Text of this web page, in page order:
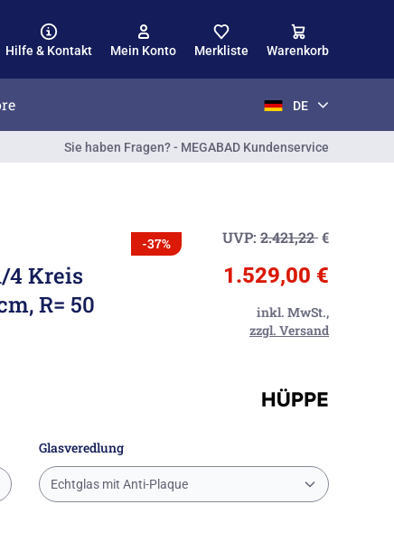
Hilfe & Kontakt Mein Konto Merkliste Warenkorb
DE
Sie haben Fragen? - MEGABAD Kundenservice
4 Kreis
R= 50
-37% UVP: 2.421,22€
1.529,00 €
inkl. MwSt.,
zzgl. Versand
Glasveredlung
Echtglas mit Anti-Plaque